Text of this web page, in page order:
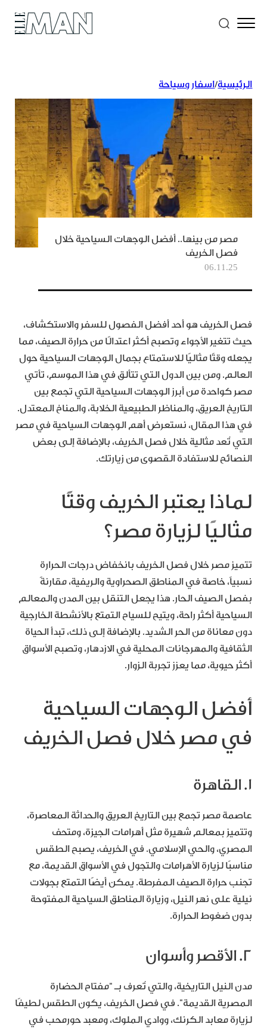
الرئيسية/اسفار وسياحة
مصر من بينها.. أفضل الوجهات السياحية خلال
فصل الخريف
06.11.25
فصل الخريف هو أحد أفضل الفصول للسفر والاستكشاف،
حيث تتغير الأجواء وتصبح أكثر اعتدالًا من حرارة الصيف، مما
يجعله وقتًا مثاليًا للاستمتاع بجمال الوجهات السياحية حول
العالم. ومن بين الدول التي تتألق في هذا الموسم، تأتي
مصر كواحدة من أبرز الوجهات السياحية التي تجمع بين
التاريخ العريق، والمناظر الطبيعية الخلابة، والمناخ المعتدل.
في هذا المقال، نستعرض أهم الوجهات السياحية في مصر
التي تُعد مثالية خلال فصل الخريف، بالإضافة إلى بعض
النصائح للاستفادة القصوى من زيارتك.
لماذا يعتبر الخريف وقتًا
مثاليًا لزيارة مصر؟
تتميز مصر خلال فصل الخريف بانخفاض درجات الحرارة
نسبياً، خاصة في المناطق الصحراوية والريفية، مقارنةً
بفصل الصيف الحار. هذا يجعل التنقل بين المدن والمعالم
السياحية أكثر راحة، ويتيح للسياح التمتع بالأنشطة الخارجية
دون معاناة من الحر الشديد. بالإضافة إلى ذلك، تبدأ الحياة
الثقافية والمهرجانات المحلية في الازدهار، وتصبح الأسواق
أكثر حيوية، مما يعزز تجربة الزوار.
أفضل الوجهات السياحية
في مصر خلال فصل الخريف
1. القاهرة
عاصمة مصر تجمع بين التاريخ العريق والحداثة المعاصرة،
وتتميز بمعالم شهيرة مثل أهرامات الجيزة، ومتحف
المصري، والحي الإسلامي. في الخريف، يصبح الطقس
مناسبًا لزيارة الأهرامات والتجول في الأسواق القديمة، مع
تجنب حرارة الصيف المفرطة. يمكن أيضًا التمتع بجولات
نيلية على نهر النيل، وزيارة المناطق السياحية المفتوحة
بدون ضغوط الحرارة.
2. الأقصر وأسوان
مدن النيل التاريخية، والتي تُعرف بـ “مفتاح الحضارة
المصرية القديمة”. في فصل الخريف، يكون الطقس لطيفًا
لزيارة معابد الكرنك، ووادي الملوك، ومعبد حورمحب في